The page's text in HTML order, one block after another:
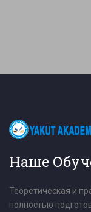
Наше
Теоретическая и
полностью